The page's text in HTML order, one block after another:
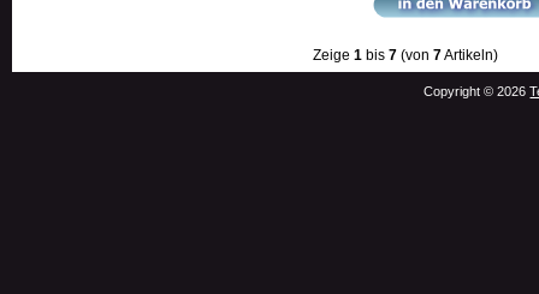
Zeige 1 bis 7 (von 7Artikeln)
Copyright © 2026